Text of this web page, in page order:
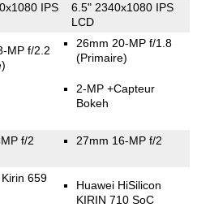
IPS
6.5" 2340x1080 IPS
LCD
MP f/2.2
26mm 20-MP f/1.8
(Primaire)
2-MP +Capteur
Bokeh
f/2 27mm 16-MP f/2
659
Huawei HiSilicon
KIRIN 710 SoC